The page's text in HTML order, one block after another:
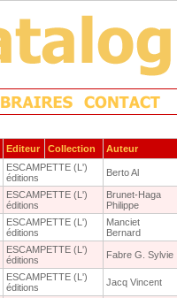
Editeur Collection Auteur
ESCAMPETTE (L')
éditions
Berto Al
ESCAMPETTE (L')
éditions
Brunet-Haga
Philippe
ESCAMPETTE (L')
éditions
Manciet
Bernard
ESCAMPETTE (L')
éditions
Fabre G. Sylvie
ESCAMPETTE (L')
éditions
Jacq Vincent